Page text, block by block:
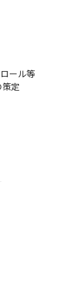
ール等
定
ストとして技術